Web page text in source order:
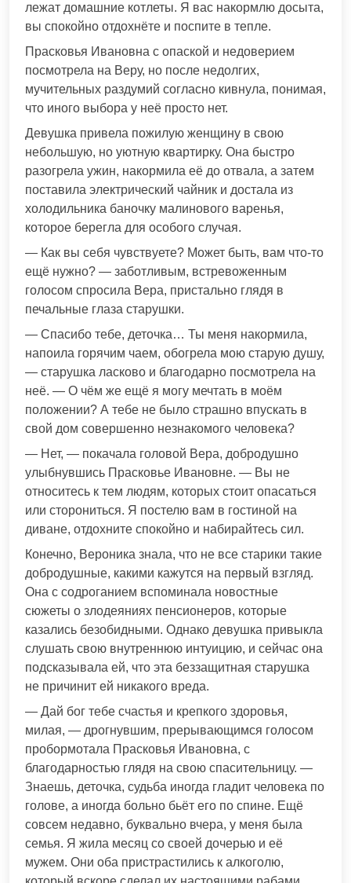
лежат домашние котлеты. Я вас накормлю досыта,
вы спокойно отдохнёте и поспите в тепле.
Прасковья Ивановна с опаской и недоверием
посмотрела на Веру, но после недолгих,
мучительных раздумий согласно кивнула, понимая,
что иного выбора у неё просто нет.
Девушка привела пожилую женщину в свою
небольшую, но уютную квартирку. Она быстро
разогрела ужин, накормила её до отвала, а затем
поставила электрический чайник и достала из
холодильника баночку малинового варенья,
которое берегла для особого случая.
— Как вы себя чувствуете? Может быть, вам что-то
ещё нужно? — заботливым, встревоженным
голосом спросила Вера, пристально глядя в
печальные глаза старушки.
— Спасибо тебе, деточка… Ты меня накормила,
напоила горячим чаем, обогрела мою старую душу,
— старушка ласково и благодарно посмотрела на
неё. — О чём же ещё я могу мечтать в моём
положении? А тебе не было страшно впускать в
свой дом совершенно незнакомого человека?
— Нет, — покачала головой Вера, добродушно
улыбнувшись Прасковье Ивановне. — Вы не
относитесь к тем людям, которых стоит опасаться
или сторониться. Я постелю вам в гостиной на
диване, отдохните спокойно и набирайтесь сил.
Конечно, Вероника знала, что не все старики такие
добродушные, какими кажутся на первый взгляд.
Она с содроганием вспоминала новостные
сюжеты о злодеяниях пенсионеров, которые
казались безобидными. Однако девушка привыкла
слушать свою внутреннюю интуицию, и сейчас она
подсказывала ей, что эта беззащитная старушка
не причинит ей никакого вреда.
— Дай бог тебе счастья и крепкого здоровья,
милая, — дрогнувшим, прерывающимся голосом
пробормотала Прасковья Ивановна, с
благодарностью глядя на свою спасительницу. —
Знаешь, деточка, судьба иногда гладит человека по
голове, а иногда больно бьёт его по спине. Ещё
совсем недавно, буквально вчера, у меня была
семья. Я жила месяц со своей дочерью и её
мужем. Они оба пристрастились к алкоголю,